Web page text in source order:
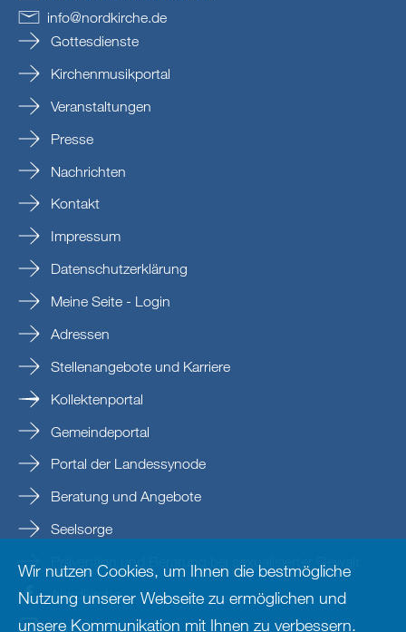
info@nordkirche.de
Gottesdienste
Kirchenmusikportal
Veranstaltungen
Presse
Nachrichten
Kontakt
Impressum
Datenschutzerklärung
Meine Seite - Login
Adressen
Stellenangebote und Karriere
Kollektenportal
Gemeindeportal
Portal der Landessynode
Beratung und Angebote
Seelsorge
Prävention und Beratung bei sexualisierter Gewalt
Nordkirche
nordkirche
Wir nutzen Cookies, um Ihnen die bestmögliche
Nutzung unserer Webseite zu ermöglichen und
unsere Kommunikation mit Ihnen zu verbessern.